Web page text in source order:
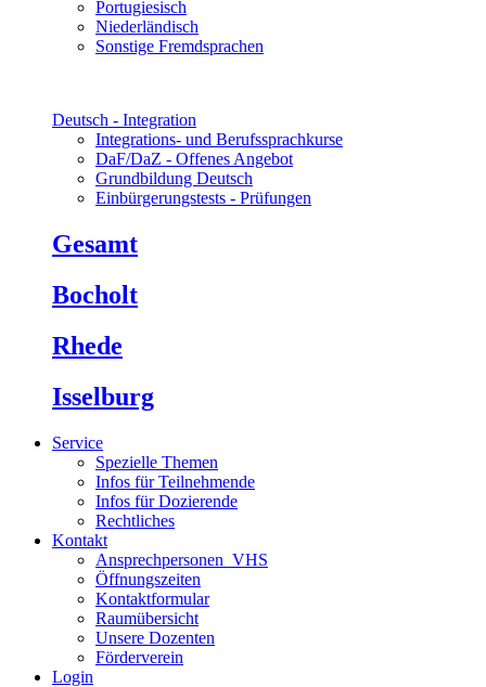
Portugiesisch
Niederländisch
Sonstige Fremdsprachen
Deutsch - Integration
Integrations- und Berufssprachkurse
DaF/DaZ - Offenes Angebot
Grundbildung Deutsch
Einbürgerungstests - Prüfungen
Gesamt
Bocholt
Rhede
Isselburg
Service
Spezielle Themen
Infos für Teilnehmende
Infos für Dozierende
Rechtliches
Kontakt
Ansprechpersonen_VHS
Öffnungszeiten
Kontaktformular
Raumübersicht
Unsere Dozenten
Förderverein
Login